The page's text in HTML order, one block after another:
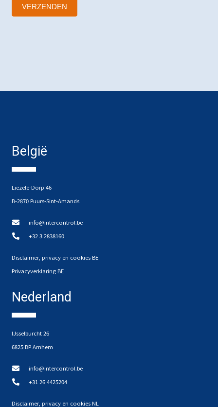
VERZENDEN
België
Liezele-Dorp 46
B-2870 Puurs-Sint-Amands
info@intercontrol.be
+32 3 2838160
Disclaimer, privacy en cookies BE
Privacyverklaring BE
Nederland
IJsselburcht 26
6825 BP Arnhem
info@intercontrol.be
+31 26 4425204
Disclaimer, privacy en cookies NL